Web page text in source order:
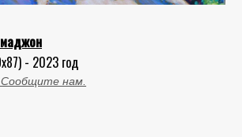
- 2023 год
нам.